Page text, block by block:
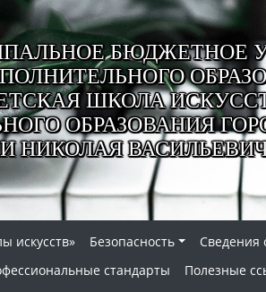
БЮДЖЕТНОЕ
ШКОЛА
ОБРАЗОВАНИЯ
НИКОЛАЯ
искусств» Безопасность Сведения
стандарты Полезные